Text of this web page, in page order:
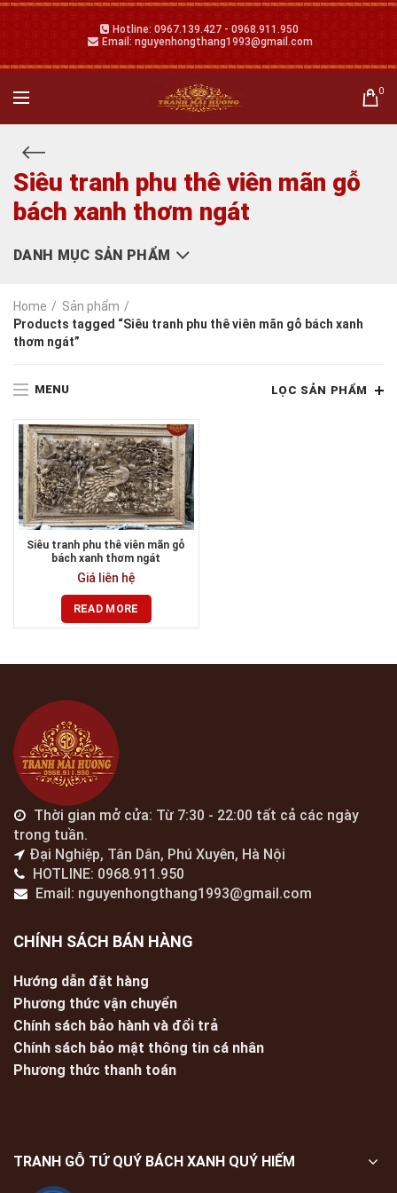
Hotline: 0967.139.427 - 0968.911.950
Email: nguyenhongthang1993@gmail.com
0
Siêu tranh phu thê viên mãn gỗ
bách xanh thơm ngát
DANH MỤC SẢN PHẨM
Home
Sản phẩm
Products tagged “Siêu tranh phu thê viên mãn gỗ bách xanh
thơm ngát”
MENU LỌC SẢN PHẨM
Siêu tranh phu thê viên mãn gỗ
bách xanh thơm ngát
Giá liên hệ
READ MORE
Thời gian mở cửa: Từ 7:30 - 22:00 tất cả các ngày
trong tuần.
Đại Nghiệp, Tân Dân, Phú Xuyên, Hà Nội
HOTLINE: 0968.911.950
Email: nguyenhongthang1993@gmail.com
CHÍNH SÁCH BÁN HÀNG
Hướng dẫn đặt hàng
Phương thức vận chuyển
Chính sách bảo hành và đổi trả
Chính sách bảo mật thông tin cá nhân
Phương thức thanh toán
TRANH GỖ TỨ QUÝ BÁCH XANH QUÝ HIẾM